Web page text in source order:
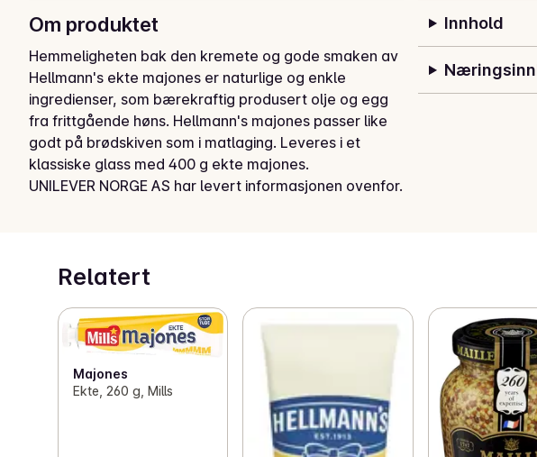
Om produktet
Hemmeligheten bak den kremete og gode smaken av
Hellmann's ekte majones er naturlige og enkle
ingredienser, som bærekraftig produsert olje og egg
fra frittgående høns. Hellmann's majones passer like
godt på brødskiven som i matlaging. Leveres i et
klassiske glass med 400 g ekte majones.
UNILEVER NORGE AS har levert informasjonen ovenfor.
Innhold
Relatert
Majones
Ekte, 260 g, Mills